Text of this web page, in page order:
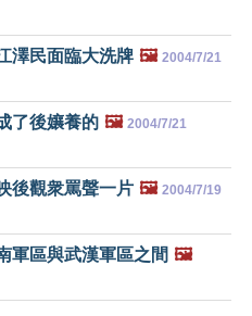
澤民面臨大洗牌 🖼️ 2004/7/21
了後孃養的 🖼️ 2004/7/21
後觀衆罵聲一片 🖼️ 2004/7/19
軍區與武漢軍區之間 🖼️